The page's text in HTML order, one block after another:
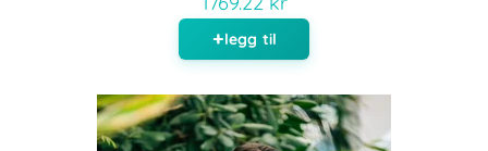
legg til